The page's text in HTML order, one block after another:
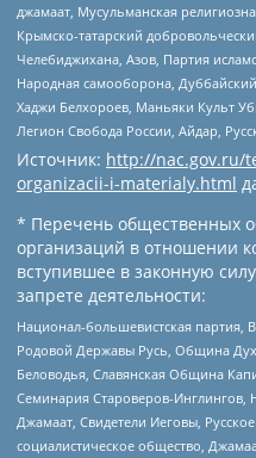
джамаат, Мусульманская
Крымско-татарский
Челебиджихана, Азов, Партия
Народная самооборона,
Хаджи Белхороев, Маньяки Культ
Легион Свобода России, Айдар,
Источник: http://nac.gov.ru/
organizacii-i-materialy.html
* Перечень общественных
организаций в отношении
вступившее в законную
запрете деятельности:
Национал-большевистская партия,
Родовой Державы Русь, Община
Беловодья, Славянская Община
Семинария Староверов-Инглингов,
Джамаат, Свидетели Иеговы,
социалистическое общество,